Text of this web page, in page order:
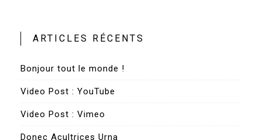
ARTICLES RÉCENTS
Bonjour tout le monde !
Video Post : YouTube
Video Post : Vimeo
Donec Acultrices Urna